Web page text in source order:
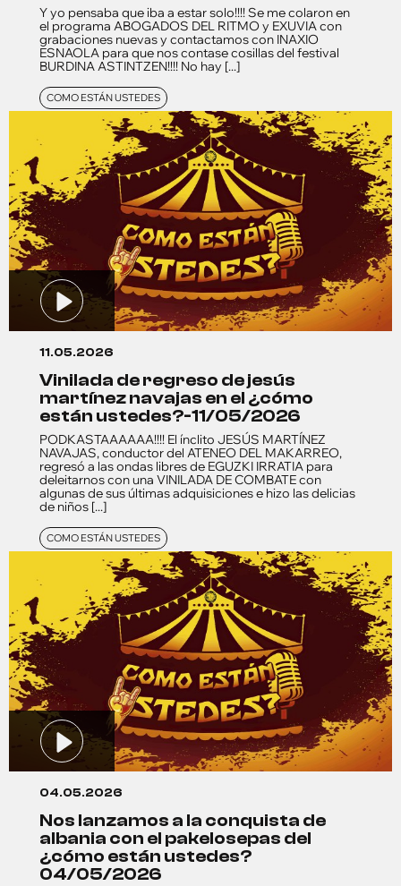
Y yo pensaba que iba a estar solo!!!! Se me colaron en
el programa ABOGADOS DEL RITMO y EXUVIA con
grabaciones nuevas y contactamos con INAXIO
ESNAOLA para que nos contase cosillas del festival
BURDINA ASTINTZEN!!!! No hay [...]
COMO ESTÁN USTEDES
11.05.2026
vinilada de regreso de jesús
martínez navajas en el ¿cómo
están ustedes?-11/05/2026
PODKASTAAAAAA!!!! El ínclito JESÚS MARTÍNEZ
NAVAJAS, conductor del ATENEO DEL MAKARREO,
regresó a las ondas libres de EGUZKI IRRATIA para
deleitarnos con una VINILADA DE COMBATE con
algunas de sus últimas adquisiciones e hizo las delicias
de niños [...]
COMO ESTÁN USTEDES
04.05.2026
nos lanzamos a la conquista de
albania con el pakelosepas del
¿cómo están ustedes?
04/05/2026